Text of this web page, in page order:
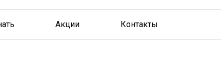
Акции Контакты